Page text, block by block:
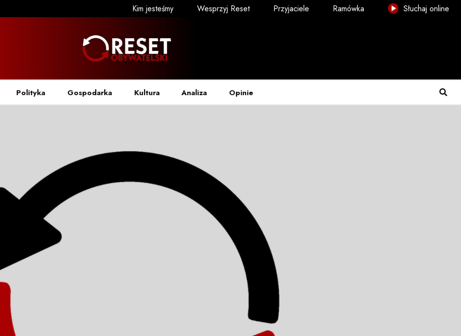
Kim jesteśmy Wesprzyj Reset Przyjaciele Ramówka Słuchaj online
Polityka Gospodarka Kultura Analiza Opinie